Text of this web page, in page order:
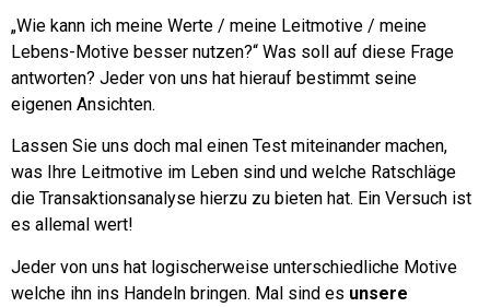
„Wie kann ich meine Werte / meine Leitmotive / meine
Lebens-Motive besser nutzen?“ Was soll auf diese Frage
antworten? Jeder von uns hat hierauf bestimmt seine
eigenen Ansichten.
Lassen Sie uns doch mal einen Test miteinander machen,
was Ihre Leitmotive im Leben sind und welche Ratschläge
die Transaktionsanalyse hierzu zu bieten hat. Ein Versuch ist
es allemal wert!
Jeder von uns hat logischerweise unterschiedliche Motive
welche ihn ins Handeln bringen. Mal sind es unsere